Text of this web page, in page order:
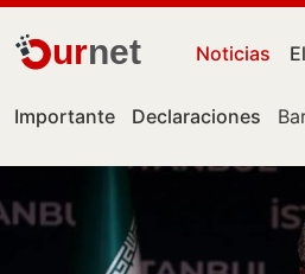
urnet Noticias
Importante Declaraciones